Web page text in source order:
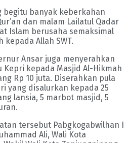
begitu banyak keberkahan
dan malam Lailatul Qadar
Islam berusaha semaksimal
Allah SWT.
Ansar juga menyerahkan
Kepri kepada Masjid Al-Hikmah
Rp 10 juta. Diserahkan pula
yang disalurkan kepada 25
lansia, 5 marbot masjid, 5
tersebut Pabgkogabwilhan I
Ali, Wali Kota